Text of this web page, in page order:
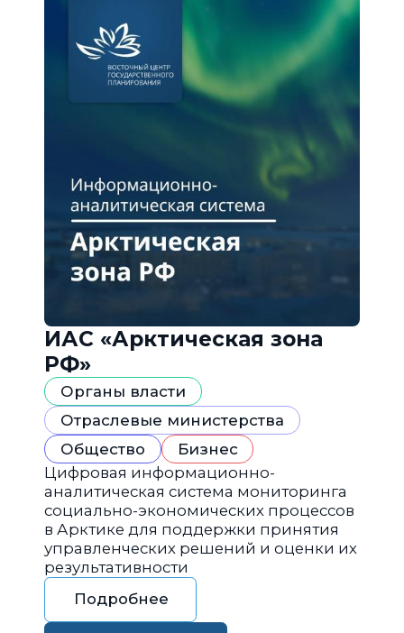
ИАС «Арктическая зона
РФ»
Органы власти
Отраслевые министерства
Общество
Бизнес
Цифровая информационно-
аналитическая система мониторинга
социально-экономических процессов
в Арктике для поддержки принятия
управленческих решений и оценки их
результативности
Подробнее